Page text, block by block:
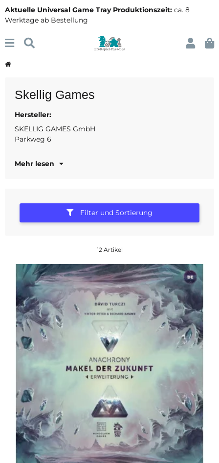
Aktuelle Universal Game Tray Produktionszeit: ca. 8
Werktage ab Bestellung
Skellig Games
Hersteller:
SKELLIG GAMES GmbH
Parkweg 6
Mehr lesen
Filter und Sortierung
12 Artikel